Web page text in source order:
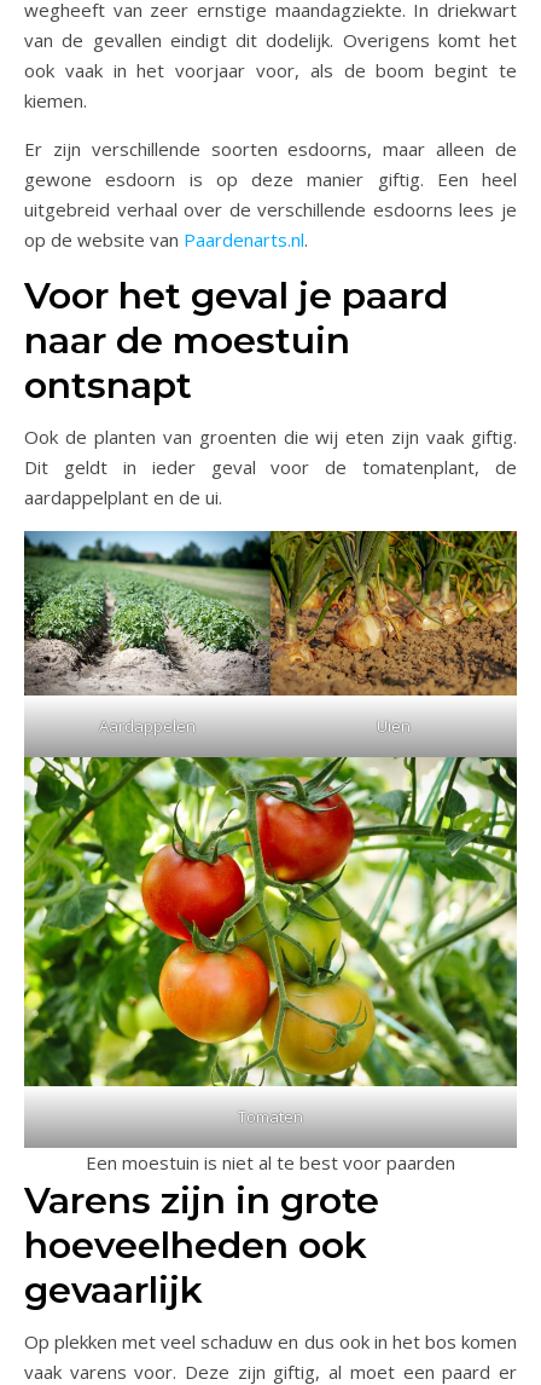
wegheeft van zeer ernstige maandagziekte. In driekwart
van de gevallen eindigt dit dodelijk. Overigens komt het
ook vaak in het voorjaar voor, als de boom begint te
kiemen.
Er zijn verschillende soorten esdoorns, maar alleen de
gewone esdoorn is op deze manier giftig. Een heel
uitgebreid verhaal over de verschillende esdoorns lees je
op de website van Paardenarts.nl.
Voor het geval je paard
naar de moestuin
ontsnapt
Ook de planten van groenten die wij eten zijn vaak giftig.
Dit geldt in ieder geval voor de tomatenplant, de
aardappelplant en de ui.
Aardappelen Uien
Tomaten
Een moestuin is niet al te best voor paarden
Varens zijn in grote
hoeveelheden ook
gevaarlijk
Op plekken met veel schaduw en dus ook in het bos komen
vaak varens voor. Deze zijn giftig, al moet een paard er